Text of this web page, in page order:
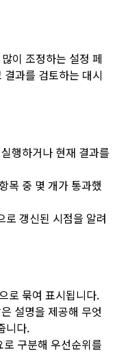
이 조정하는 설정 페
과를 검토하는 대시
행하거나 현재 결과를
목 중 몇 개가 통과했
로 갱신된 시점을 알려
로 묶여 표시됩니다.
설명을 제공해 무엇
니다.
로 구분해 우선순위를